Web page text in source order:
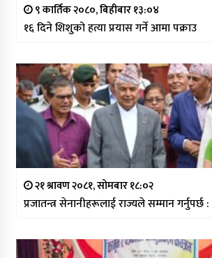
९ कार्तिक २०८०, बिहीबार १३:०४
१६ दिने शिशुको हत्या प्रयास गर्ने आमा पक्राउ
२१ श्रावण २०८१, सोमबार १८:०२
प्रजातन्त्र सेनानीहरूलाई राज्यले सम्मान गर्नुपर्छ :